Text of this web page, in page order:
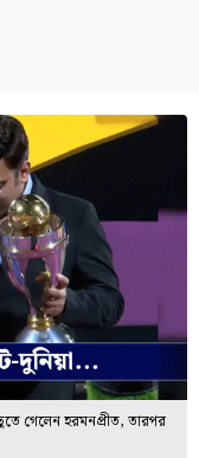
গেলেন হরমনপ্রীত, তারপর